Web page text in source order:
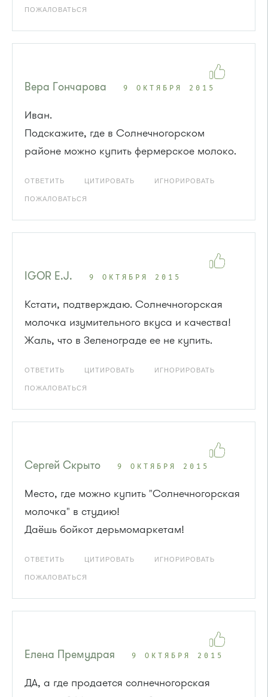
ПОЖАЛОВАТЬСЯ
Вера Гончарова 9 ОКТЯБРЯ 2015
Иван.
Подскажите, где в Солнечногорском
районе можно купить фермерское молоко.
ОТВЕТИТЬ ЦИТИРОВАТЬ ИГНОРИРОВАТЬ
ПОЖАЛОВАТЬСЯ
IGOR E.J. 9 ОКТЯБРЯ 2015
Кстати, подтверждаю. Солнечногорская
молочка изумительного вкуса и качества!
Жаль, что в Зеленограде ее не купить.
ОТВЕТИТЬ ЦИТИРОВАТЬ ИГНОРИРОВАТЬ
ПОЖАЛОВАТЬСЯ
Сергей Скрыто 9 ОКТЯБРЯ 2015
Место, где можно купить "Солнечногорская
молочка" в студию!
Даёшь бойкот дерьмомаркетам!
ОТВЕТИТЬ ЦИТИРОВАТЬ ИГНОРИРОВАТЬ
ПОЖАЛОВАТЬСЯ
Елена Премудрая 9 ОКТЯБРЯ 2015
ДА, а где продается солнечногорская